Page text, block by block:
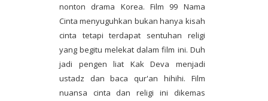
nonton drama Korea. Film 99 Nama
Cinta menyuguhkan bukan hanya kisah
cinta tetapi terdapat sentuhan religi
yang begitu melekat dalam film ini. Duh
jadi pengen liat Kak Deva menjadi
ustadz dan baca qur'an hihihi. Film
nuansa cinta dan religi ini dikemas